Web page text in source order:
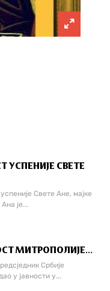
УСПЕНИЈЕ СВЕТЕ
Свете Ане, мајке
је...
МИТРОПОЛИЈЕ...
Србије
у јавности у...